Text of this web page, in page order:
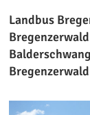
Landbus
Bregenzerwald